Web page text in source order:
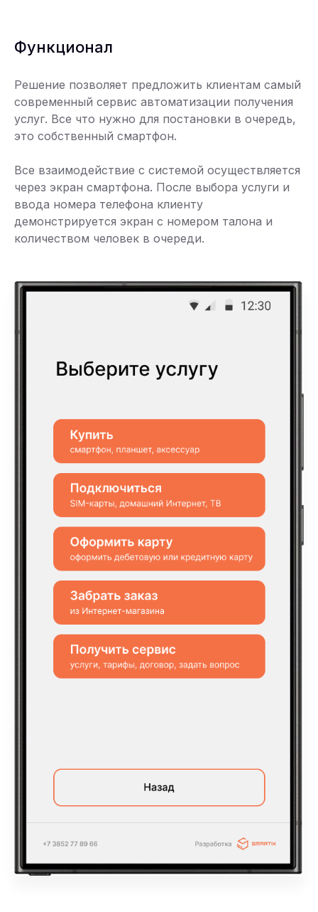
Функционал
Решение позволяет предложить клиентам самый
современный сервис автоматизации получения
услуг. Все что нужно для постановки в очередь,
это собственный смартфон.
Все взаимодействие с системой осуществляется
через экран смартфона. После выбора услуги и
ввода номера телефона клиенту
демонстрируется экран с номером талона и
количеством человек в очереди.